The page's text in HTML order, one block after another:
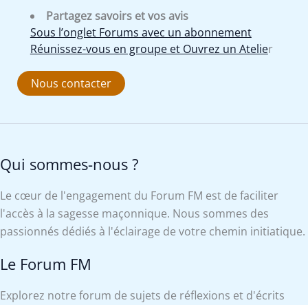
Partagez savoirs et vos avis
Sous l’onglet Forums avec un abonnement
Réunissez-vous en groupe et Ouvrez un Atelier
Nous contacter
Qui sommes-nous ?
Le cœur de l'engagement du Forum FM est de faciliter
l'accès à la sagesse maçonnique. Nous sommes des
passionnés dédiés à l'éclairage de votre chemin initiatique.
Le Forum FM
Explorez notre forum de sujets de réflexions et d'écrits